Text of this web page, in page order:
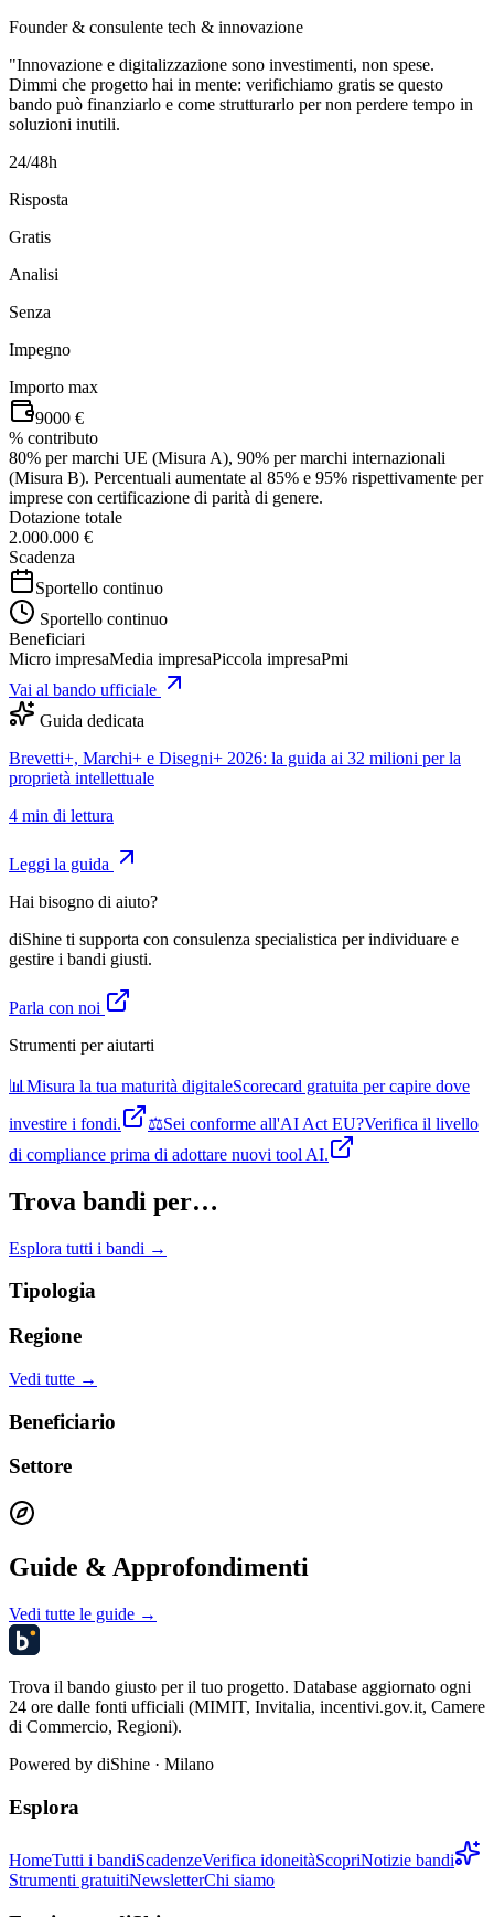
Founder & consulente tech & innovazione
"Innovazione e digitalizzazione sono investimenti, non spese.
Dimmi che progetto hai in mente: verifichiamo gratis se questo
bando può finanziarlo e come strutturarlo per non perdere tempo in
soluzioni inutili.
24/48h
Risposta
Gratis
Analisi
Senza
Impegno
Importo max
9000 €
% contributo
80% per marchi UE (Misura A), 90% per marchi internazionali
(Misura B). Percentuali aumentate al 85% e 95% rispettivamente per
imprese con certificazione di parità di genere.
Dotazione totale
2.000.000 €
Scadenza
Sportello continuo
Sportello continuo
Beneficiari
Micro impresaMedia impresaPiccola impresaPmi
Vai al bando ufficiale
Guida dedicata
Brevetti+, Marchi+ e Disegni+ 2026: la guida ai 32 milioni per la
proprietà intellettuale
4 min di lettura
Leggi la guida
Hai bisogno di aiuto?
diShine ti supporta con consulenza specialistica per individuare e
gestire i bandi giusti.
Parla con noi
Strumenti per aiutarti
📊 Misura la tua maturità digitaleScorecard gratuita per capire dove
investire i fondi.
⚖️Sei conforme all'AI Act EU?Verifica il livello
di compliance prima di adottare nuovi tool AI.
Trova bandi per…
Esplora tutti i bandi →
Tipologia
Regione
Vedi tutte →
Beneficiario
Settore
Guide & Approfondimenti
Vedi tutte le guide →
Trova il bando giusto per il tuo progetto. Database aggiornato ogni
24 ore dalle fonti ufficiali (MIMIT, Invitalia, incentivi.gov.it, Camere
di Commercio, Regioni).
Powered by diShine · Milano
Esplora
HomeTutti i bandiScadenzeVerifica idoneitàScopriNotizie bandi
Strumenti gratuitiNewsletterChi siamo